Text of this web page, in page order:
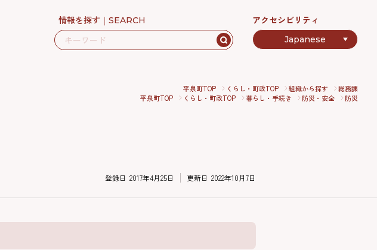
情報を探す SEARCH アクセシビリティ
平泉町TOP くらし・町政TOP 組織から探す
総務課
平泉町TOP
くらし・町政TOP 暮らし・手続き 防災・安全 防災
登録日 2017年4月25日 更新日 2022年10月7日